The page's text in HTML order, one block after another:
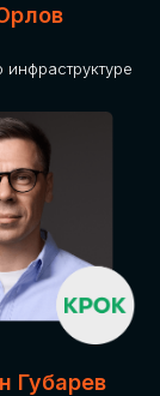
инфраструктуре
Губарев